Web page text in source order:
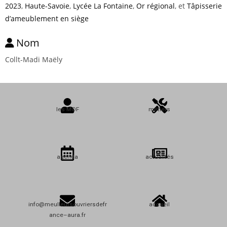
2023, Haute-Savoie, Lycée La Fontaine, Or régional, et Tâpisserie
d’ameublement en siège
Nom
Collt-Madi Maëly
les MOF métiers
agenda actualités
info@meulleursouvriersdefr
ance–aura.fr
accueil